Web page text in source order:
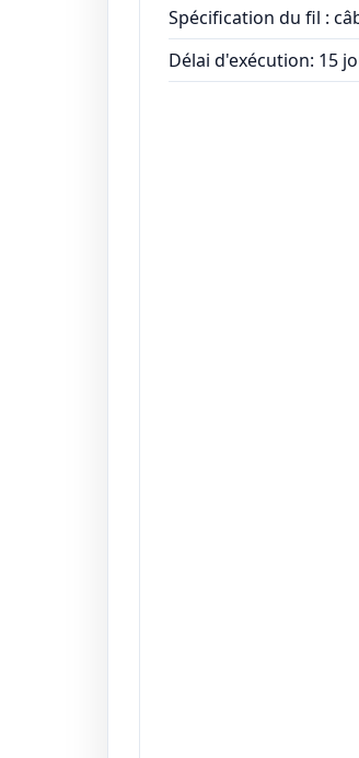
Spécification du fil :
Délai d'exécution: 15